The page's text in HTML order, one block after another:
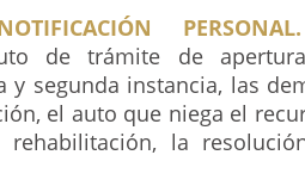
PERSONAL.
de trámite de
y segunda instancia, las
el auto que niega el
la